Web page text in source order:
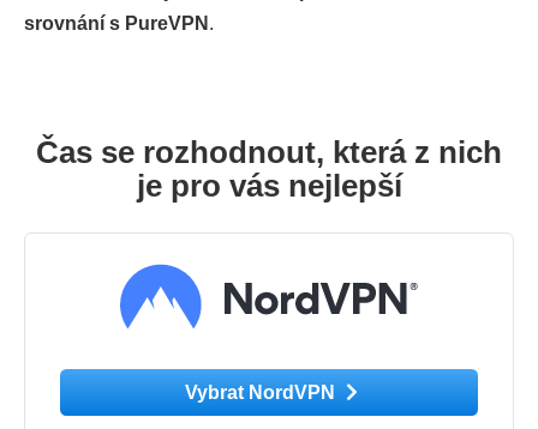
srovnání s PureVPN .
Čas se rozhodnout, která z nich
je pro vás nejlepší
Vybrat NordVPN